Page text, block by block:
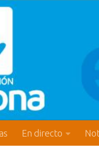
En directo